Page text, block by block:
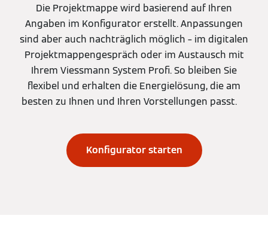
Die Projektmappe wird basierend auf Ihren
Angaben im Konfigurator erstellt. Anpassungen
sind aber auch nachträglich möglich – im digitalen
Projektmappengespräch oder im Austausch mit
Ihrem Viessmann System Profi. So bleiben Sie
flexibel und erhalten die Energielösung, die am
besten zu Ihnen und Ihren Vorstellungen passt.
Konfigurator starten